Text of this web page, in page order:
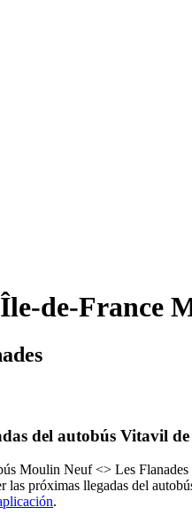
de-France
del autobús Vitavil
Moulin Neuf <> Les
las próximas llegadas del
.